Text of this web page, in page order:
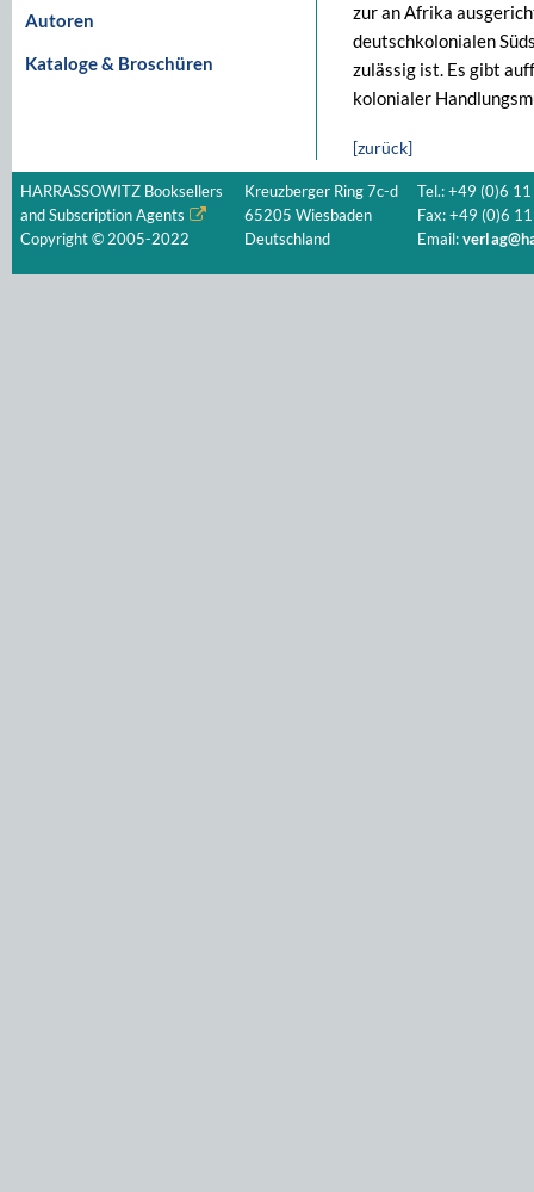
Autoren
Kataloge & Broschüren
zur an Afrika
deutschkolonialen
zulässig ist. Es gibt
kolonialer
[zurück]
HARRASSOWITZ Booksellers
and Subscription Agents
Copyright © 2005-2022
Kreuzberger Ring 7c-d
65205 Wiesbaden
Deutschland
Tel.: +49 (0)6
Fax: +49 (0)6
Email: